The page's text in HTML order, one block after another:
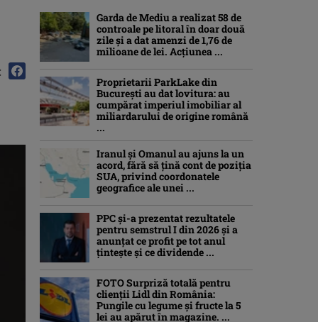
Garda de Mediu a realizat 58 de
controale pe litoral în doar două
zile și a dat amenzi de 1,76 de
milioane de lei. Acțiunea ...
Proprietarii ParkLake din
București au dat lovitura: au
cumpărat imperiul imobiliar al
miliardarului de origine română
...
Iranul și Omanul au ajuns la un
acord, fără să țină cont de poziția
SUA, privind coordonatele
geografice ale unei ...
PPC și-a prezentat rezultatele
pentru semstrul I din 2026 și a
anunțat ce profit pe tot anul
țintește și ce dividende ...
FOTO Surpriză totală pentru
clienții Lidl din România:
Pungile cu legume și fructe la 5
lei au apărut în magazine. ...